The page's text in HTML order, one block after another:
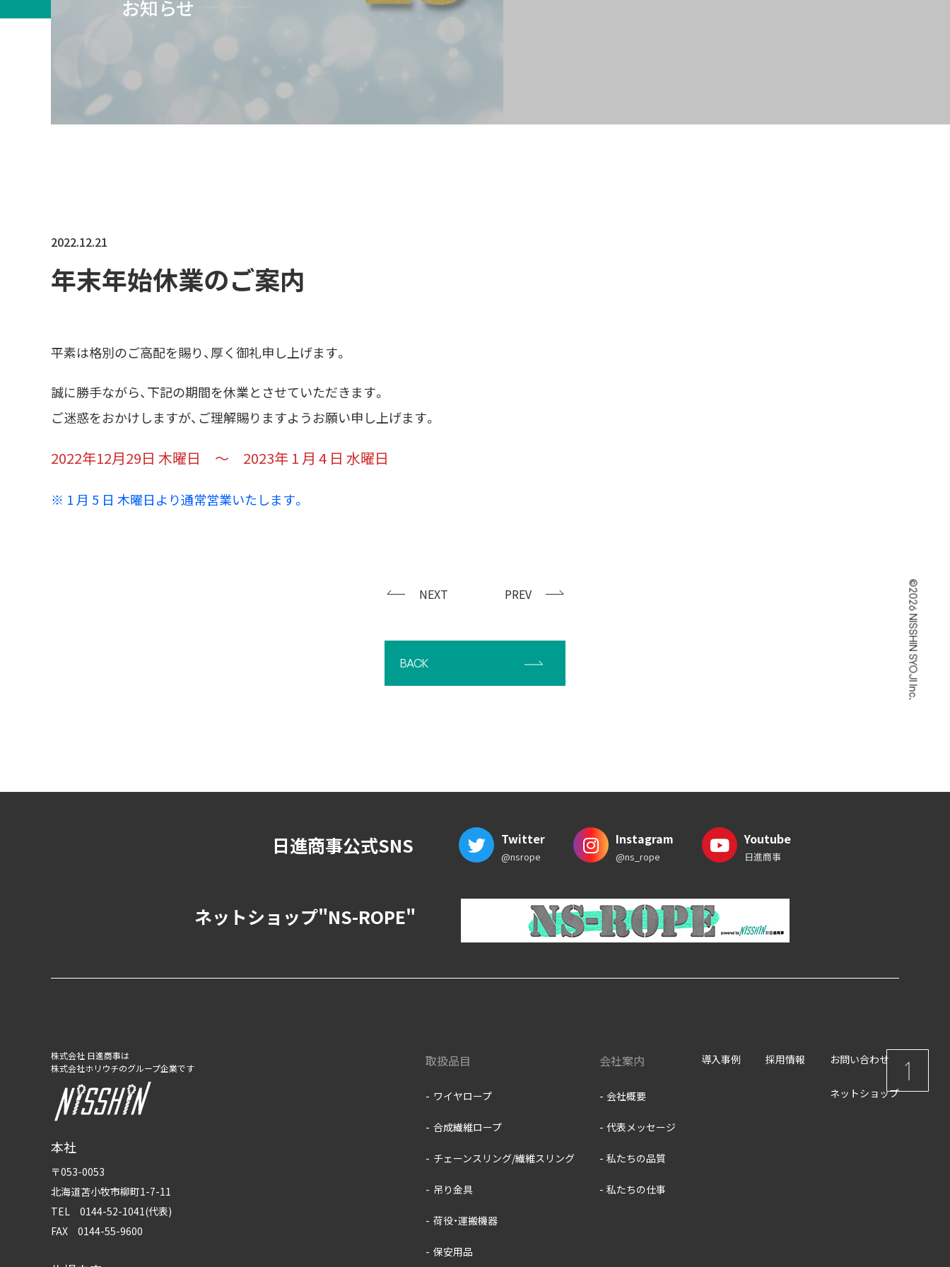
お知らせ
年末年始休業のご案内
2022.12.21
平素は格別のご高配を賜り、厚く御礼申し上げます。
誠に勝手ながら、下記の期間を休業とさせていただきます。
ご迷惑をおかけしますが、ご理解賜りますようお願い申し上げます。
2022年12月29日 木曜日 ～ 2023年 1 月 4 日 水曜日
※ 1 月 5 日 木曜日より通常営業いたします。
NEXT PREV
BACK ©2026 NISSHIN SYOJI Inc.
日進商事公式SNS Twitter
@nsrope
Instagram
@ns_rope
Youtube
日進商事
ネットショップ"NS-ROPE"
株式会社 日進商事は
株式会社ホリウチのグループ企業です
本社
〒053-0053
北海道苫小牧市柳町1-7-11
TEL 0144-52-1041(代表)
FAX 0144-55-9600
取扱品目
ワイヤロープ
合成繊維ロープ
チェーンスリング/繊維スリング
吊り金具
荷役・運搬機器
保安用品
会社案内
会社概要
代表メッセージ
私たちの品質
私たちの仕事
導入事例 採用情報 お問い合わせ
ネットショップ